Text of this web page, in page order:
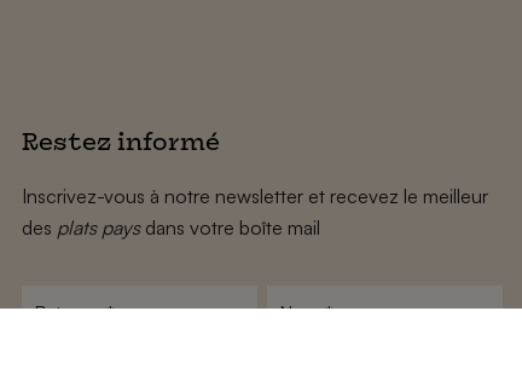
Restez informé
Inscrivez-vous à notre newsletter et recevez le meilleur
des plats paysdans votre boîte mail